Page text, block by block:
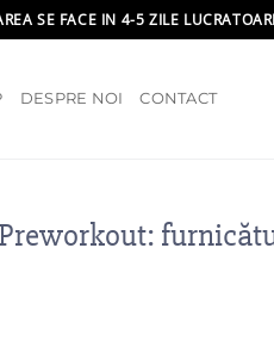
SE FACE IN 4-5 ZILE
DESPRE NOI CONTACT